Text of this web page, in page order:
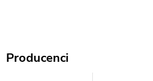
Producenci